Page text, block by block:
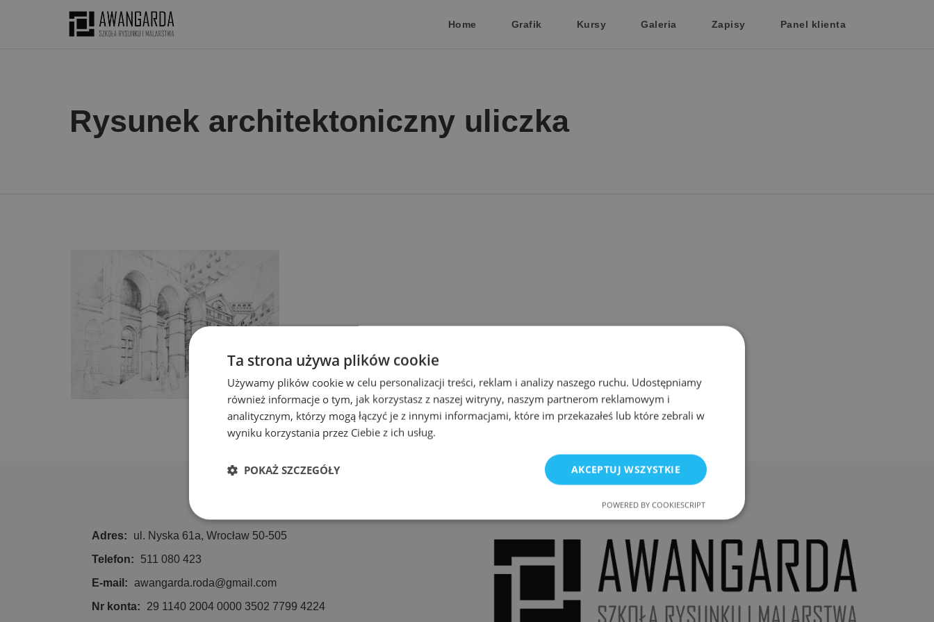
Home Grafik Kursy Galeria Zapisy Panel klienta
Rysunek architektoniczny uliczka
Adres:
ul. Nyska 61a, Wrocław 50-505
Telefon:
511 080 423
E-mail: awangarda.roda@gmail.com
Nr konta:
29 1140 2004 0000 3502 7799 4224
Ta strona używa plików cookie
Używamy plików cookie w celu personalizacji treści, reklam i analizy naszego ruchu. Udostępniamy
również informacje o tym, jak korzystasz z naszej witryny, naszym partnerom reklamowym i
analitycznym, którzy mogą łączyć je z innymi informacjami, które im przekazałeś lub które zebrali w
wyniku korzystania przez Ciebie z ich usług.
AKCEPTUJ WSZYSTKIE
POKAŻ SZCZEGÓŁY
Funkcjonalność
Funkcjonalność
POWERED BY COOKIESCRIPT